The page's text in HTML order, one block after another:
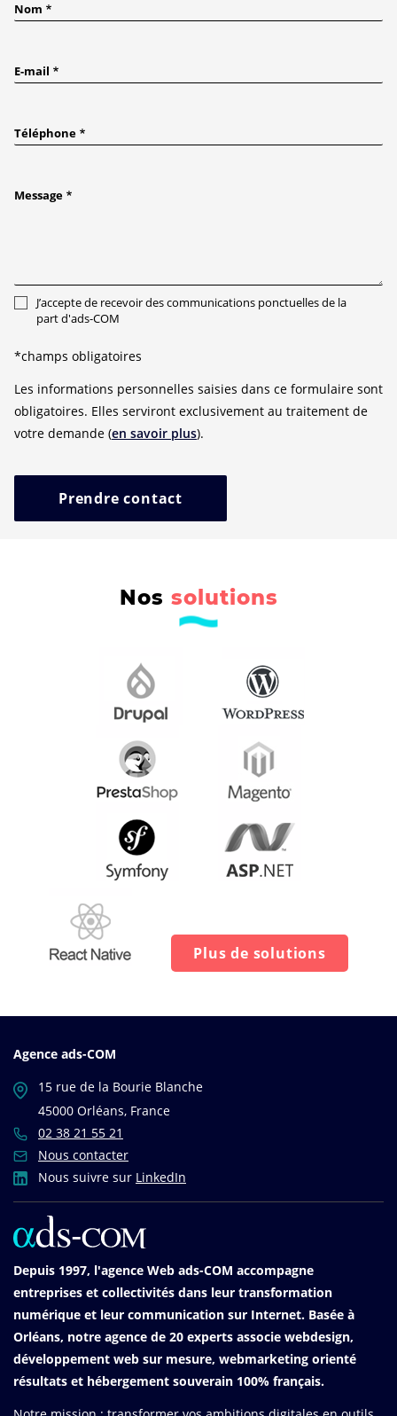
Nom
E-mail
Téléphone
Message
J’accepte de recevoir des communications ponctuelles de la
part d'ads-COM
*champs obligatoires
Les informations personnelles saisies dans ce formulaire sont
obligatoires. Elles serviront exclusivement au traitement de
votre demande (en savoir plus).
Prendre contact
Nos solutions
Plus de solutions
Agence ads-COM
15 rue de la Bourie Blanche
45000 Orléans, France
02 38 21 55 21
Nous contacter
Nous suivre sur LinkedIn
Depuis 1997, l'agence Web ads-COM accompagne
entreprises et collectivités dans leur transformation
numérique et leur communication sur Internet. Basée à
Orléans, notre agence de 20 experts associe webdesign,
développement web sur mesure, webmarketing orienté
résultats et hébergement souverain 100% français.